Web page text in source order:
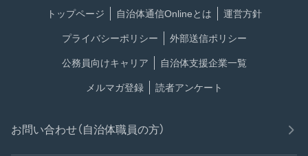
トップページ 自治体通信Onlineとは 運営方針
プライバシーポリシー 外部送信ポリシー
公務員向けキャリア 自治体支援企業一覧
メルマガ登録 読者アンケート
お問い合わせ（自治体職員の方）